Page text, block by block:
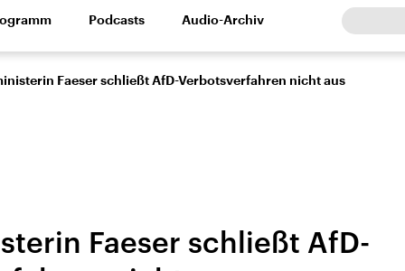
Wissen Kultur Europa
Nahostkonflikt
Iran
Podcasts Audio-Archiv
Faeser schließt AfD-Verbotsverfahren nicht aus
Faeser schließt AfD-